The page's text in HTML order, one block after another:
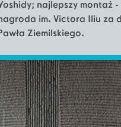
najlepszy montaż
im. Victora Iliu za
Pawła Ziemilskiego.